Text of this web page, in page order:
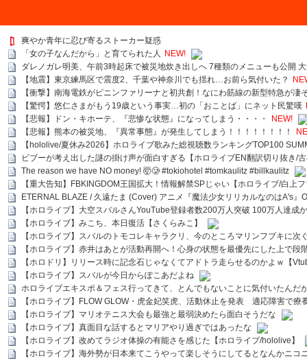
爽やか青年に忍び寄るストーカー疑惑
「女の子なんだから」と育てられた人
NEW!
ダレノガレ明美、午前3時起床で被災地炊き出しへ 7種類のメニューも公開
【地震】東京練馬区で震度2、千葉や神奈川でも揺れ…お前ら気付いた？
【衝撃】南海電鉄がピニンファリーナと初共創！なにわ筋線の新型特急が凄
【驚愕】悠仁さまがもう19歳という事実…初の「おことば」にネット民驚嘆
【悲報】ドン・キホーテ、『悲惨な状態』になってしまう・・・・
NEW!
【悲報】熊本の被災地、『異常事態』が発生してしまう！！！！！！！！
【hololive/夏休み2026】ホロライブ歌みた総視聴数ランキングTOP100
ビブーが考え出した謎の掛け声が面白すぎる【ホロライブEN翻訳切り抜き/
The reason we have NO money! 🤯🥲 #tokiohotel #tomkaulitz #billkaulitz
【重大告知】FBKINGDOM王国拡大！情報解禁SPじゃい【ホロライブ/白上
ETERNAL BLAZE / 久遠たま (Cover) アニメ『魔法少女リリカルなのはA's』
【ホロライブ】大空スバルさんYouTube登録者数200万人突破 100万人達成
【ホロライブ】みこち、本日復活【さくらみこ】
【ホロライブ】スバルのトモコレキャラクリ、今のところマリンフブキに
【ホロライブ】赤井はあとが活動再開へ！心身の状態を最優先にした上で段
【ホロドリ】リリース時に記念石じゃなくてアドトラ走らせるのかよｗ【
【ホロライブ】スバルが今日からぽこあだよね
ホロライブエキスポ＆フェス行ってきて、とんでもないことに気付いたんだ
【ホロライブ】FLOW GLOW・虎金妃笑虎、活動休止を発表 適応障害で療
【ホロライブ】マリオテニス大会も最強と最弱決めたら面白そうだな
【ホロライブ】真面目な話するとマリアやり過ぎではあったな
【ホロライブ】改めてラジオ体操の有能さを感じた【ホロライブ/hololive】
【ホロライブ】海外勢が日本来てこうやって楽しそうにしてるとなんかニコ